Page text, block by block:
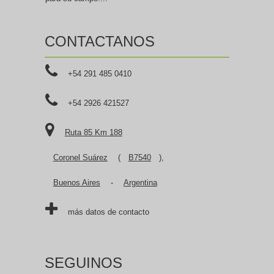
CONTACTANOS
+54 291 485 0410
+54 2926 421527
Ruta 85 Km 188
Coronel Suárez ( B7540 ),
Buenos Aires - Argentina
más datos de contacto
SEGUINOS